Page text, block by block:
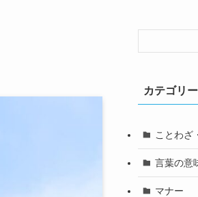
カテゴリー
ことわざ
言葉の意
マナー